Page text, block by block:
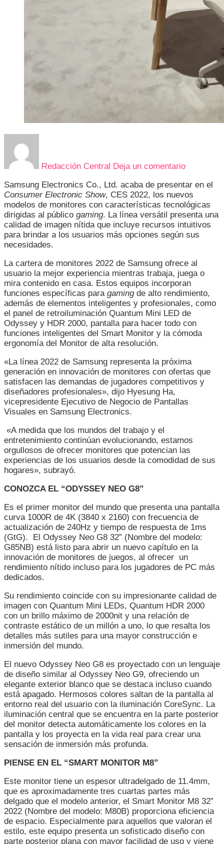
Redacción Central Deja un comentarioSU
EN
EN
CES
CON
UNA
2022
Samsung Electronics Co., Ltd. acaba de presentar en el
Consumer Electronic Show, CES 2022, los nuevos
modelos de monitores con características tecnológicas
dirigidas al público gaming. La línea versátil presenta una
calidad de imagen nítida que incluye recursos intuitivos
para brindar a los usuarios más opciones según sus
necesidades.
La cartera de monitores 2022 de Samsung ofrece al
usuario la mejor experiencia mientras trabaja, juega o
mira contenido en casa. Estos equipos incorporan
funciones específicas para gamingde alto rendimiento,
además de elementos inteligentes y profesionales, como
el panel de retroiluminación Quantum Mini LED de
Odyssey y HDR 2000, pantalla para hacer todo con
funciones inteligentes del Smart Monitor y la cómoda
ergonomía del Monitor de alta resolución.
«La línea 2022 de Samsung representa la próxima
generación en innovación de monitores con ofertas que
satisfacen las demandas de jugadores competitivos y
diseñadores profesionales», dijo Hyesung Ha,
vicepresidente Ejecutivo de Negocio de Pantallas
Visuales en Samsung Electronics.
«A medida que los mundos del trabajo y el
entretenimiento continúan evolucionando, estamos
orgullosos de ofrecer monitores que potencian las
experiencias de los usuarios desde la comodidad de sus
hogares», subrayó.
CONOZCA EL “ODYSSEY NEO G8”
Es el primer monitor del mundo que presenta una pantalla
curva 1000R de 4K (3840 x 2160) con frecuencia de
actualización de 240Hz y tiempo de respuesta de 1ms
(GtG). El Odyssey Neo G8 32” (Nombre del modelo:
G85NB) está listo para abrir un nuevo capítulo en la
innovación de monitores de juegos, al ofrecer un
rendimiento nítido incluso para los jugadores de PC más
dedicados.
Su rendimiento coincide con su impresionante calidad de
imagen con Quantum Mini LEDs, Quantum HDR 2000
con un brillo máximo de 2000nit y una relación de
contraste estático de un millón a uno, lo que resalta los
detalles más sutiles para una mayor construcción e
inmersión del mundo.
El nuevo Odyssey Neo G8 es proyectado con un lenguaje
de diseño similar al Odyssey Neo G9, ofreciendo un
elegante exterior blanco que se destaca incluso cuando
está apagado. Hermosos colores saltan de la pantalla al
entorno real del usuario con la iluminación CoreSync. La
iluminación central que se encuentra en la parte posterior
del monitor detecta automáticamente los colores en la
pantalla y los proyecta en la vida real para crear una
sensación de inmersión más profunda.
PIENSE EN EL “SMART MONITOR M8”
Este monitor tiene un espesor ultradelgado de 11.4mm,
que es aproximadamente tres cuartas partes más
delgado que el modelo anterior, el Smart Monitor M8 32”
2022 (Nombre del modelo: M80B) proporciona eficiencia
de espacio. Especialmente para aquellos que valoran el
estilo, este equipo presenta un sofisticado diseño con
parte posterior plana con mayor facilidad de uso y viene